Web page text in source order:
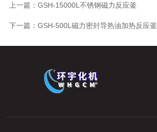
上一篇： GSH-15000L不锈钢磁力反应釜
下一篇： GSH-500L磁力密封导热油加热反应釜